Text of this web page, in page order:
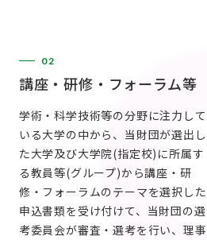
02
講座・研修・フォーラム等
学術・科学技術等の分野に注力して
いる大学の中から、当財団が選出し
た大学及び大学院(指定校)に所属す
る教員等(グループ)から講座・研
修・フォーラムのテーマを選択した
申込書類を受け付けて、当財団の選
考委員会が審査・選考を行い、理事